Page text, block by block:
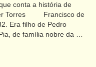
conta a história de
Torres Francisco de
Era filho de Pedro
de família nobre da …